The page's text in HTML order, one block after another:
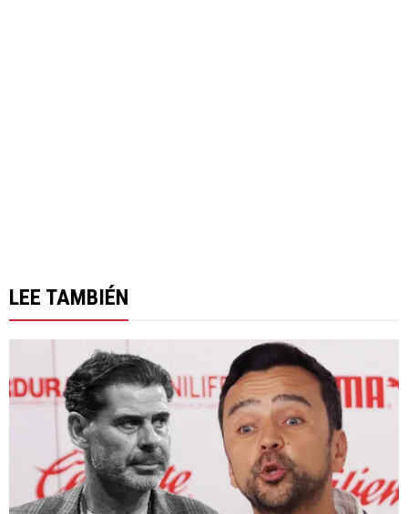
LEE TAMBIÉN